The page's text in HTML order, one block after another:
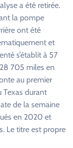
a été retirée.
la pompe
ont été
et
s’établit à 57
705 miles en
au premier
Texas durant
de la semaine
en 2020 et
Le titre est propre